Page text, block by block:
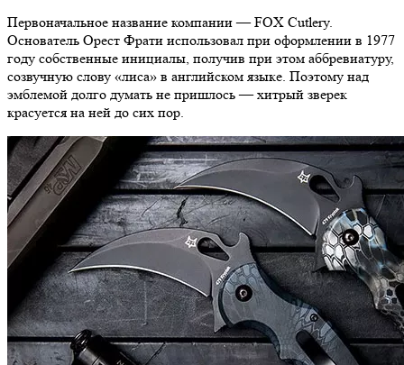
Первоначальное название компании — FOX Cutlery.
Основатель Орест Фрати использовал при оформлении в 1977
году собственные инициалы, получив при этом аббревиатуру,
созвучную слову «лиса» в английском языке. Поэтому над
эмблемой долго думать не пришлось — хитрый зверек
красуется на ней до сих пор.